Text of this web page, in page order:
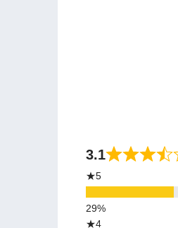
3.1
★5
★4